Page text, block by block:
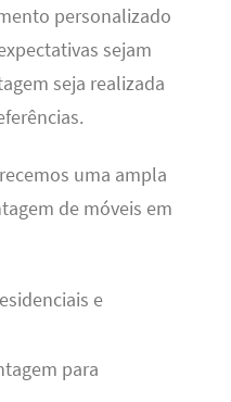
personalizado
sejam
seja realizada
uma ampla
de móveis em
e
para